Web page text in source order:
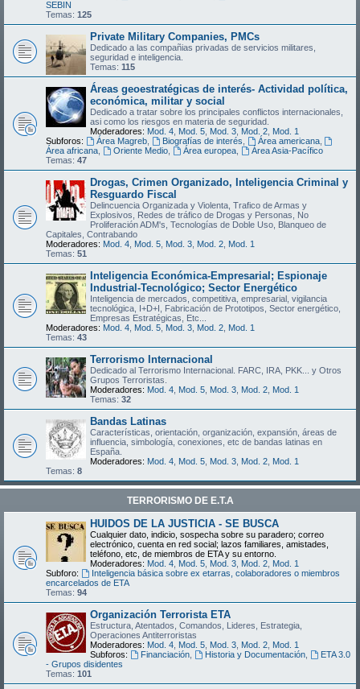
SEBIN
Temas: 125
Private Military Companies, PMCs
Dedicado a las compañias privadas de servicios militares,
seguridad e inteligencia.
Temas: 115
Áreas geoestratégicas de interés- Actividad política,
económica, militar y social
Dedicado a tratar sobre los principales conflictos internacionales,
asi como los riesgos en materia de seguridad.
Moderadores: Mod. 4 Mod. 5 Mod. 3 Mod. 2 Mod. 1
Subforos:
Área Magreb, Biografías de interés Área americana,
Área africana
Oriente Medio, Área europea,
Área Asia-Pacífico
Temas: 47
Drogas, Crimen Organizado, Inteligencia Criminal y
Resguardo Fiscal
Delincuencia Organizada y Violenta, Trafico de Armas y
Explosivos, Redes de tráfico de Drogas y Personas, No
Proliferación ADM's, Tecnologías de Doble Uso, Blanqueo de
Capitales, Contrabando
Moderadores: Mod. 4 Mod. 5 Mod. 3 Mod. 2 Mod. 1
Temas: 51
Inteligencia Económica-Empresarial; Espionaje
Industrial-Tecnológico; Sector Energético
Inteligencia de mercados, competitiva, empresarial, vigilancia
tecnológica, I+D+I, Fabricación de Prototipos, Sector energético,
Empresas Estratégicas, Etc...
Moderadores: Mod. 4 Mod. 5 Mod. 3 Mod. 2 Mod. 1
Temas: 43
Terrorismo Internacional
Dedicado al Terrorismo Internacional. FARC, IRA, PKK... y Otros
Grupos Terroristas.
Moderadores: Mod. 4 Mod. 5 Mod. 3 Mod. 2 Mod. 1
Temas: 32
Bandas Latinas
Características, orientación, organización, expansión, áreas de
influencia, simbología, conexiones, etc de bandas latinas en
España.
Moderadores: Mod. 4 Mod. 5 Mod. 3 Mod. 2 Mod. 1
Temas: 8
TERRORISMO DE E.T.A
HUIDOS DE LA JUSTICIA - SE BUSCA
Cualquier dato, indicio, sospecha sobre su paradero; correo
electrónico, cuenta en red social; lazos familiares, amistades,
teléfono, etc, de miembros de ETA y su entorno.
Moderadores: Mod. 4 Mod. 5 Mod. 3 Mod. 2 Mod. 1
Subforo:
Inteligencia básica sobre ex etarras, colaboradores o miembros
encarcelados de ETA
Temas: 94
Organización Terrorista ETA
Estructura, Atentados, Comandos, Lideres, Estrategia,
Operaciones Antiterroristas
Moderadores: Mod. 4 Mod. 5 Mod. 3 Mod. 2 Mod. 1
Subforos:
Financiación, Historia y Documentación,
ETA 3.0
- Grupos disidentes
Temas: 101